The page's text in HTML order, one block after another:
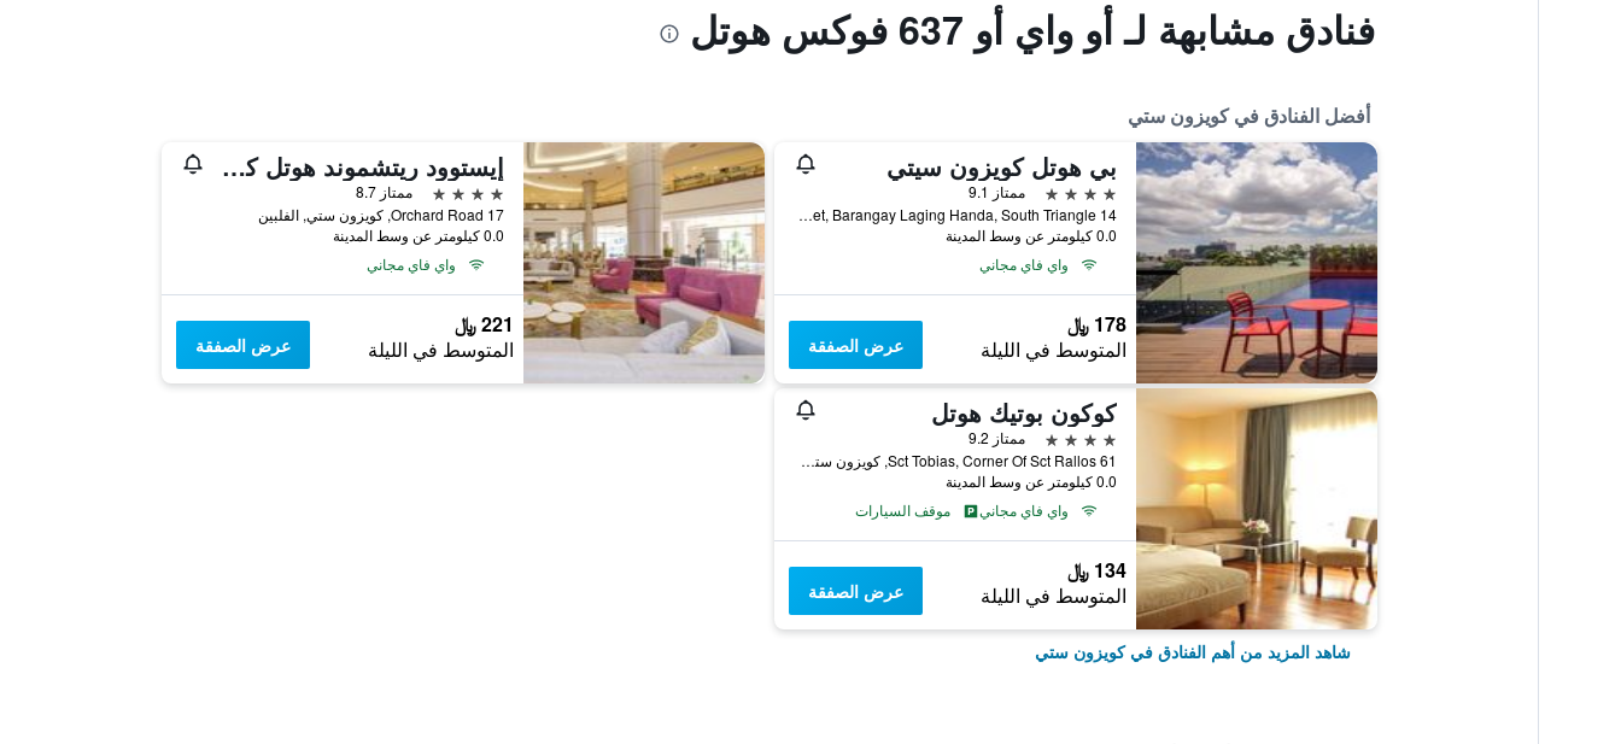
فنادق مشابهة لـ أو واي أو 637 فوكس هوتل
أفضل الفنادق في كويزون ستي
بي هوتل كويزون سيتي
4 نجوم
ممتاز 9.1
14 Scout Rallos Street, Barangay Laging Handa, South Triangle, كويزون ستي, الفلبين
0.0 كيلومتر عن وسط المدينة
واي فاي مجاني
178 ﷼
المتوسط في الليلة عرض الصفقة
إيستوود ريتشموند هوتل كويزون سيتي
4 نجوم
ممتاز 8.7
17 Orchard Road, كويزون ستي, الفلبين
0.0 كيلومتر عن وسط المدينة
واي فاي مجاني
221 ﷼
المتوسط في الليلة عرض الصفقة
كوكون بوتيك هوتل
4 نجوم
ممتاز 9.2
61 Sct Tobias, Corner Of Sct Rallos, كويزون ستي, الفلبين
0.0 كيلومتر عن وسط المدينة
واي فاي مجاني
موقف السيارات
134 ﷼
المتوسط في الليلة عرض الصفقة
شاهد المزيد من أهم الفنادق في كويزون ستي